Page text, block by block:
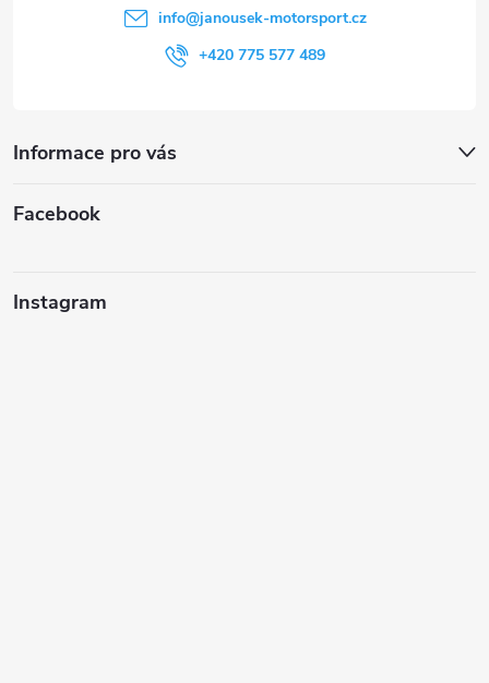
info@janousek-motorsport.cz
+420 775 577 489
Informace pro vás
Facebook
Instagram